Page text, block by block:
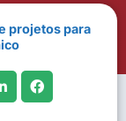
projetos para